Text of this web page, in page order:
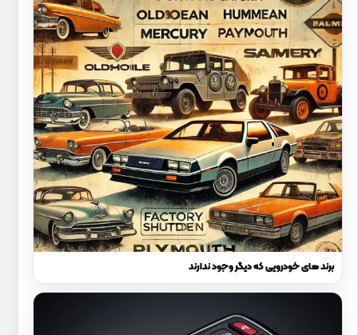
برند های خودرویی که دیگر وجود ندارند